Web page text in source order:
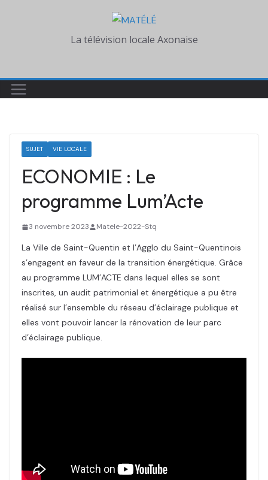
La télévision locale Axonaise
SUJET VIE LOCALE
ECONOMIE : Le
programme Lum’Acte
3 novembre 2023 Matele-2022-Stq
La Ville de Saint-Quentin et l’Agglo du Saint-Quentinois
s’engagent en faveur de la transition énergétique. Grâce
au programme LUM’ACTE dans lequel elles se sont
inscrites, un audit patrimonial et énergétique a pu être
réalisé sur l’ensemble du réseau d’éclairage publique et
elles vont pouvoir lancer la rénovation de leur parc
d’éclairage publique.